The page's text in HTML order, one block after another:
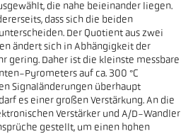
die nahe beieinander liegen.
dass sich die beiden
Der Quotient aus zwei
ändert sich in Abhängigkeit der
gering. Daher ist die kleinste messbare
Pyrometers auf ca. 300 °C
Signaländerungen überhaupt
es einer großen Verstärkung. An die
Verstärker und A/D-Wandler
gestellt, um einen hohen